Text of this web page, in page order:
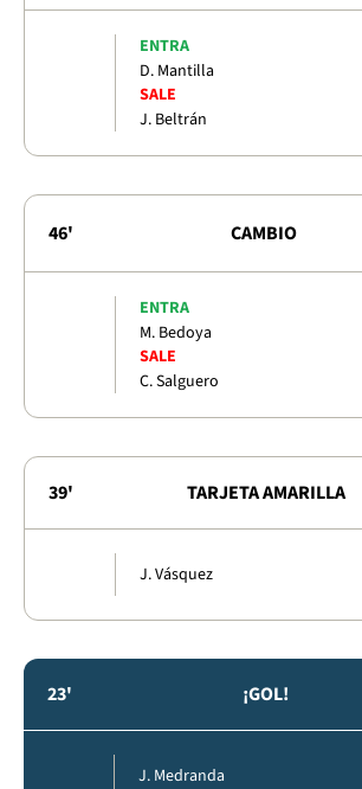
ENTRA
D. Mantilla
SALE
J. Beltrán
46' CAMBIO
ENTRA
M. Bedoya
SALE
C. Salguero
39' TARJETA AMARILLA
J. Vásquez
23' ¡GOL!
J. Medranda